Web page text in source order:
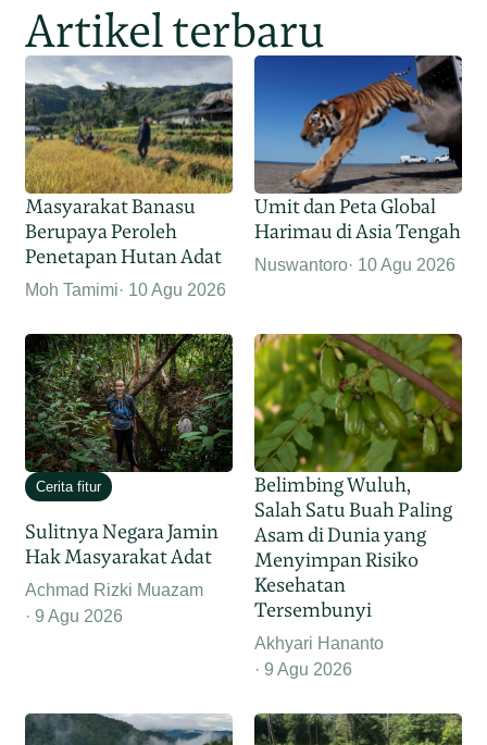
Artikel terbaru
Masyarakat Banasu
Berupaya Peroleh
Penetapan Hutan Adat
Moh Tamimi 10 Agu 2026
Umit dan Peta Global
Harimau di Asia Tengah
Nuswantoro 10 Agu 2026
Cerita fitur
Sulitnya Negara Jamin
Hak Masyarakat Adat
Achmad Rizki Muazam
9 Agu 2026
Belimbing Wuluh,
Salah Satu Buah Paling
Asam di Dunia yang
Menyimpan Risiko
Kesehatan
Tersembunyi
Akhyari Hananto
9 Agu 2026